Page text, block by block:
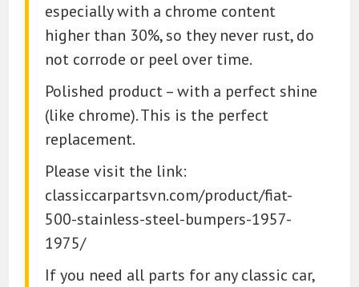
especially with a chrome content
higher than 30%, so they never rust, do
not corrode or peel over time.
Polished product – with a perfect shine
(like chrome). This is the perfect
replacement.
Please visit the link:
classiccarpartsvn.com/product/fiat-
500-stainless-steel-bumpers-1957-
1975/
If you need all parts for any classic car,